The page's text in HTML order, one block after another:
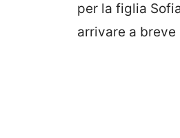
per la figlia
arrivare a